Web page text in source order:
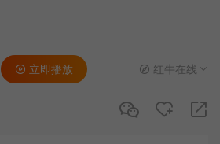
立即播放 红牛在线